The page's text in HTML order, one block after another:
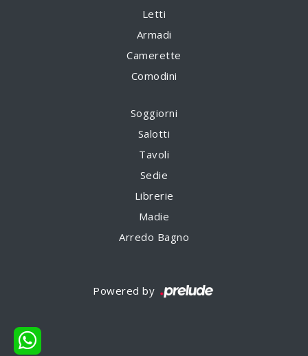
Letti
Armadi
Camerette
Comodini
Soggiorni
Salotti
Tavoli
Sedie
Librerie
Madie
Arredo Bagno
Powered by